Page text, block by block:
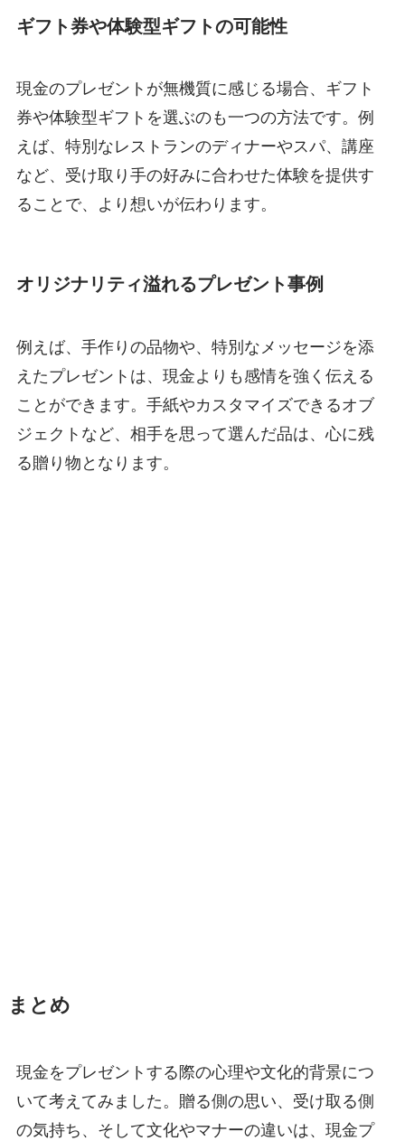
ギフト券や体験型ギフトの可能性
現金のプレゼントが無機質に感じる場合、ギフト
券や体験型ギフトを選ぶのも一つの方法です。例
えば、特別なレストランのディナーやスパ、講座
など、受け取り手の好みに合わせた体験を提供す
ることで、より想いが伝わります。
オリジナリティ溢れるプレゼント事例
例えば、手作りの品物や、特別なメッセージを添
えたプレゼントは、現金よりも感情を強く伝える
ことができます。手紙やカスタマイズできるオブ
ジェクトなど、相手を思って選んだ品は、心に残
る贈り物となります。
まとめ
現金をプレゼントする際の心理や文化的背景につ
いて考えてみました。贈る側の思い、受け取る側
の気持ち、そして文化やマナーの違いは、現金プ